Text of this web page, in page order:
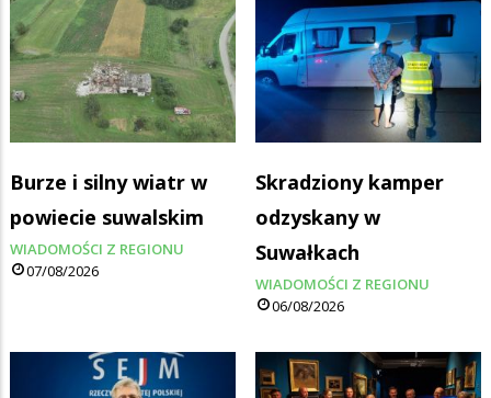
Burze i silny wiatr w
powiecie suwalskim
WIADOMOŚCI Z REGIONU
07/08/2026
Skradziony kamper
odzyskany w
Suwałkach
WIADOMOŚCI Z REGIONU
06/08/2026